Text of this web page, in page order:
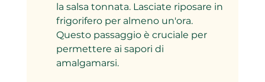
la salsa tonnata. Lasciate riposare in
frigorifero per almeno un'ora.
Questo passaggio è cruciale per
permettere ai sapori di
amalgamarsi.